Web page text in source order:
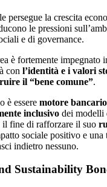
persegue la crescita
le pressioni
e di governance.
è fortemente impegnato
con l’identità e i valori
il “bene comune”.
è essere motore
inclusivo dei modelli
fine di rafforzare il suo
sociale positivo e una
indietro nessuno.
Sustainability